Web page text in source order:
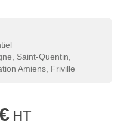
Saint-Quentin,
Amiens, Friville
HT